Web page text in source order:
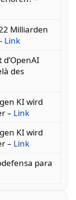
Milliarden
Link
des
KI wird
– Link
KI wird
– Link
para